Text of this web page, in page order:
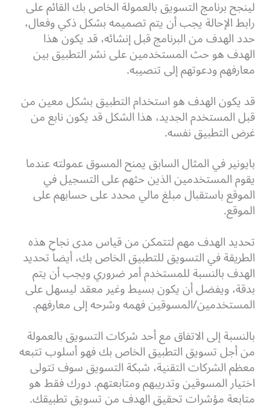
لينجح برنامج التسويق بالعمولة الخاص بك القائم على
رابط الإحالة يجب أن يتم تصميمه بشكل ذكي وفعال،
حدد الهدف من البرنامج قبل إنشائه، قد يكون هذا
الهدف هو حث المستخدمين على نشر التطبيق بين
معارفهم ودعوتهم إلى تنصيبه.
قد يكون الهدف هو استخدام التطبيق بشكل معين من
قبل المستخدم الجديد، هذا الشكل قد يكون نابع من
غرض التطبيق نفسه.
بايونير في المثال السابق يمنح المسوق عمولته عندما
يقوم المستخدمين الذين حثهم على التسجيل في
الموقع باستقبال مبلغ مالي محدد على حسابهم على
الموقع.
تحديد الهدف مهم لتتمكن من قياس مدى نجاح هذه
الطريقة في التسويق للتطبيق الخاص بك، أيضاً تحديد
الهدف بالنسبة للمستخدم أمر ضروري ويجب أن يتم
بدقة، ويفضل أن يكون بسيط وغير معقد ليسهل على
المستخدمين/المسوقين فهمه وشرحه إلى معارفهم.
بالنسبة إلى الاتفاق مع أحد شركات التسويق بالعمولة
من أجل تسويق التطبيق الخاص بك فهو أسلوب تتبعه
معظم الشركات التقنية، شبكة التسويق سوف تتولى
اختيار المسوقين وتدريبهم ومتابعتهم. دورك فقط هو
متابعة مؤشرات تحقيق الهدف من تسويق تطبيقك.